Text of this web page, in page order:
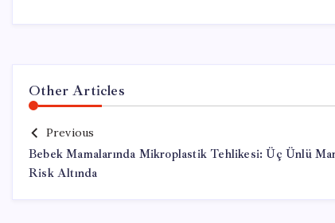
Other Articles
Previous
Bebek Mamalarında Mikroplastik Tehlikesi: Üç Ünlü
Risk Altında